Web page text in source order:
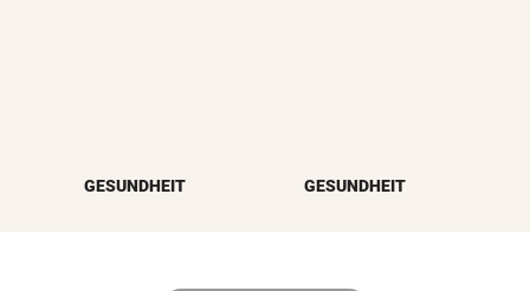
GESUNDHEIT GESUNDHEIT